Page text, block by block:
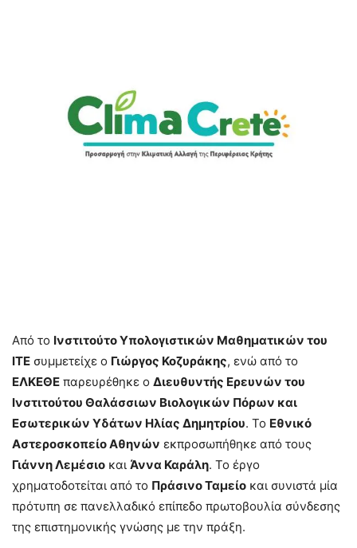
Από το Ινστιτούτο Υπολογιστικών Μαθηματικών του
ΙΤΕ συμμετείχε ο Γιώργος Κοζυράκης, ενώ από το
ΕΛΚΕΘΕ παρευρέθηκε ο Διευθυντής Ερευνών του
Ινστιτούτου Θαλάσσιων Βιολογικών Πόρων και
Εσωτερικών Υδάτων Ηλίας Δημητρίου. Το Εθνικό
Αστεροσκοπείο Αθηνών εκπροσωπήθηκε από τους
Γιάννη Λεμέσιο και Άννα Καράλη. Το έργο
χρηματοδοτείται από το Πράσινο Ταμείο και συνιστά μία
πρότυπη σε πανελλαδικό επίπεδο πρωτοβουλία σύνδεσης
της επιστημονικής γνώσης με την πράξη.